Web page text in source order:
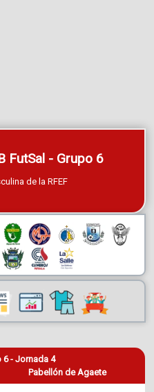
FutSal - Grupo 6
de la RFEF
6 - Jornada 4
Pabellón de Agaete